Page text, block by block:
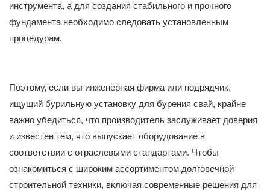
инструмента, а для создания стабильного и прочного
фундамента необходимо следовать установленным
процедурам.
Поэтому, если вы инженерная фирма или подрядчик,
ищущий бурильную установку для бурения свай, крайне
важно убедиться, что производитель заслуживает доверия
и известен тем, что выпускает оборудование в
соответствии с отраслевыми стандартами. Чтобы
ознакомиться с широким ассортиментом долговечной
строительной техники, включая современные решения для